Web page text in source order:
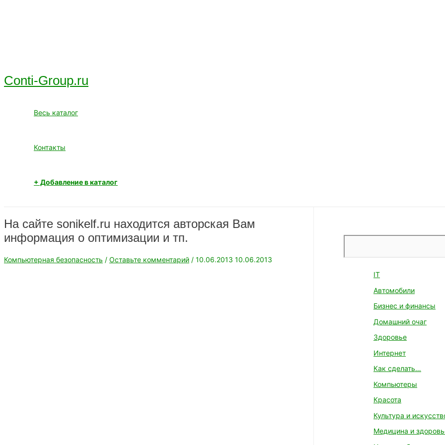
Conti-Group.ru
Весь каталог
Контакты
+ Добавление в каталог
На сайте sonikelf.ru находится авторская Вам
информация о оптимизации и тп.
Компьютерная безопасность / Оставьте комментарий / 10.06.2013 10.06.2013
IT
Автомобили
Бизнес и финансы
Домашний очаг
Здоровье
Интернет
Как сделать…
Компьютеры
Красота
Культура и
Медицина и